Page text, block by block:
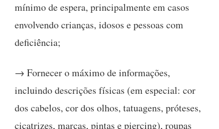
mínimo de espera, principalmente em casos
envolvendo crianças, idosos e pessoas com
deficiência;
→ Fornecer o máximo de informações,
incluindo descrições físicas (em especial: cor
dos cabelos, cor dos olhos, tatuagens, próteses,
cicatrizes, marcas, pintas e piercing), roupas